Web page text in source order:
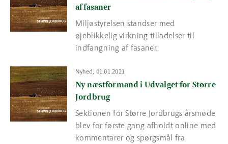
af fasaner
Miljøstyrelsen standser med
øjeblikkelig virkning tilladelser til
indfangning af fasaner.
Nyhed, 01.01.2021
Ny næstformand i Udvalget for Større
Jordbrug
Sektionen for Større Jordbrugs årsmøde
blev for første gang afholdt online med
kommentarer og spørgsmål fra
Read more about Ny næstformand i Udvalget for Større